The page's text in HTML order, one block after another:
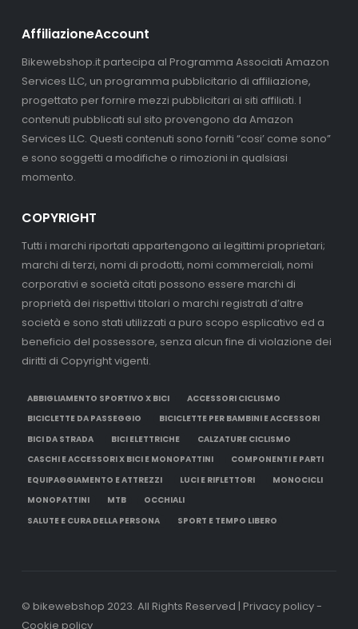
AffiliazioneAccount
Bikewebshop.it partecipa al Programma Associati Amazon
Services LLC, un programma pubblicitario di affiliazione,
progettato per fornire mezzi pubblicitari ai siti affiliati. I
contenuti pubblicati sul sito provengono da Amazon
Services LLC. Questi contenuti sono forniti “cosi’ come sono”
e sono soggetti a modifiche o rimozioni in qualsiasi
momento.
COPYRIGHT
Tutti i marchi riportati appartengono ai legittimi proprietari;
marchi di terzi, nomi di prodotti, nomi commerciali, nomi
corporativi e società citati possono essere marchi di
proprietà dei rispettivi titolari o marchi registrati d’altre
società e sono stati utilizzati a puro scopo esplicativo ed a
beneficio del possessore, senza alcun fine di violazione dei
diritti di Copyright vigenti.
ABBIGLIAMENTO SPORTIVO X BICI
ACCESSORI CICLISMO
BICICLETTE DA PASSEGGIO
BICICLETTE PER BAMBINI E ACCESSORI
BICI DA STRADA
BICI ELETTRICHE
CALZATURE CICLISMO
CASCHI E ACCESSORI X BICI E MONOPATTINI
COMPONENTI E PARTI
EQUIPAGGIAMENTO E ATTREZZI
LUCI E RIFLETTORI
MONOCICLI
MONOPATTINI
MTB
OCCHIALI
SALUTE E CURA DELLA PERSONA
SPORT E TEMPO LIBERO
© bikewebshop 2023. All Rights Reserved | Privacy policy -
Cookie policy